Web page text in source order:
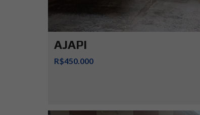
AJAPI
R$450.000